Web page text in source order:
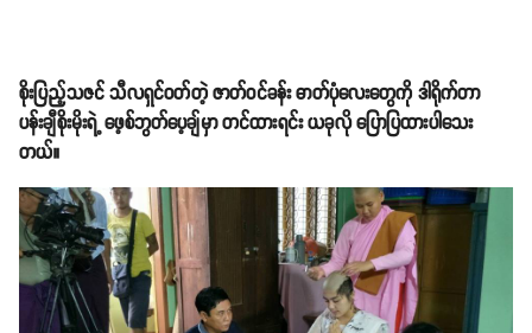
စိုးပြည့်သဇင် သီလရှင်ဝတ်တဲ့ ဇာတ်ဝင်ခန်း ဓာတ်ပုံလေးတွေကို ဒါရိုက်တာ
ပန်းချီစိုးမိုးရဲ့ ဖေ့စ်ဘွတ်ပေ့ချ်မှာ တင်ထားရင်း ယခုလို ပြောပြထားပါသေး
တယ်။